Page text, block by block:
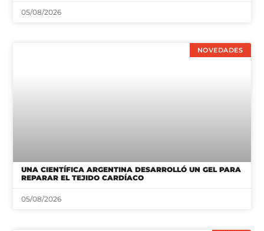
05/08/2026
NOVEDADES
UNA CIENTÍFICA ARGENTINA DESARROLLÓ UN GEL PARA
REPARAR EL TEJIDO CARDÍACO
05/08/2026